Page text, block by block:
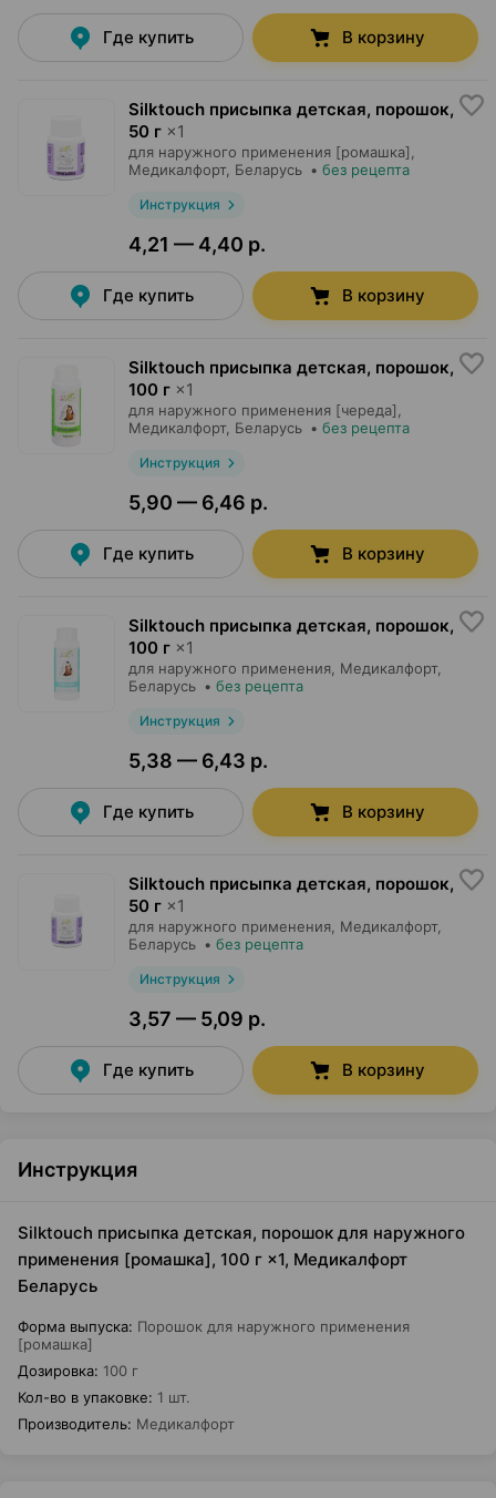
Где купить В корзину
Silktouch присыпка детская, порошок,
50 г ×1
для наружного применения [ромашка],
Медикалфорт, Беларусь • без рецепта
Инструкция
4,21 — 4,40 р.
Где купить В корзину
Silktouch присыпка детская, порошок,
100 г ×1
для наружного применения [череда],
Медикалфорт, Беларусь • без рецепта
Инструкция
5,90 — 6,46 р.
Где купить В корзину
Silktouch присыпка детская, порошок,
100 г ×1
для наружного применения, Медикалфорт,
Беларусь • без рецепта
Инструкция
5,38 — 6,43 р.
Где купить В корзину
Silktouch присыпка детская, порошок,
50 г ×1
для наружного применения, Медикалфорт,
Беларусь • без рецепта
Инструкция
3,57 — 5,09 р.
Где купить В корзину
Инструкция
Silktouch присыпка детская, порошок для наружного
применения [ромашка], 100 г ×1, Медикалфорт
Беларусь
Форма выпуска: Порошок для наружного применения
[ромашка]
Дозировка: 100 г
Кол-во в упаковке: 1 шт.
Производитель: Медикалфорт